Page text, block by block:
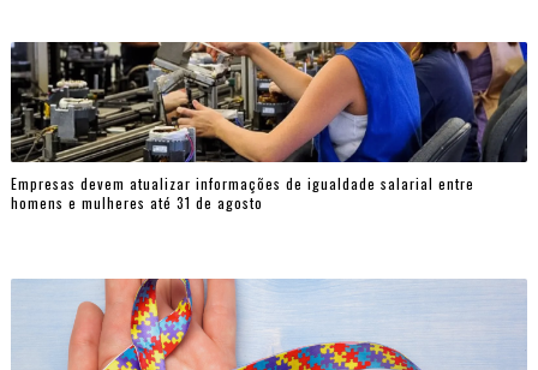
Empresas devem atualizar informações de igualdade salarial entre
homens e mulheres até 31 de agosto